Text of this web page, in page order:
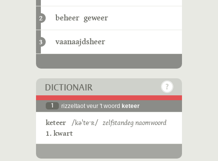
2 beheer geweer
3 vaanaajdsheer
DICTIONAIR
1 rizzeltaot veur 't woord keteer
keteer /kəˈteˑʀ/ zelfstandeg naomwoord
1. kwart